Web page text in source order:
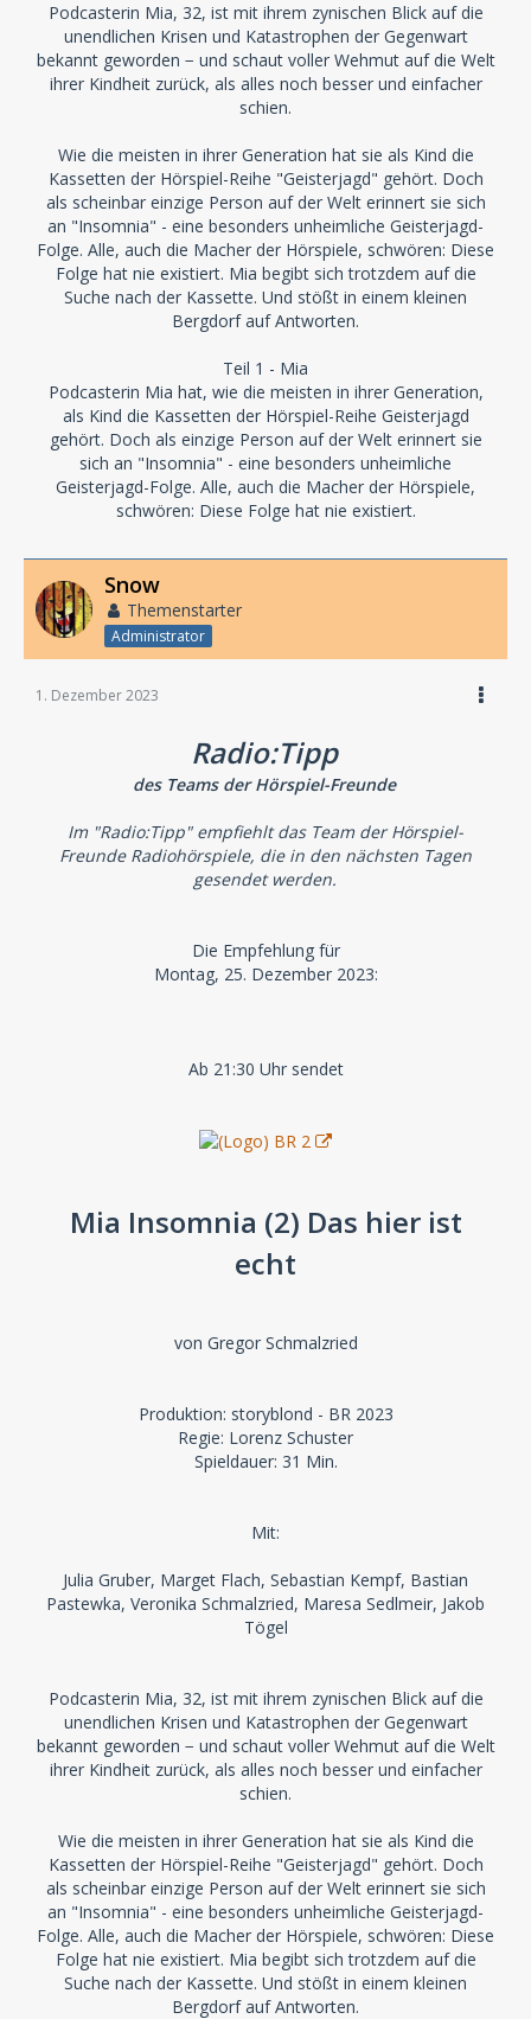
Podcasterin Mia, 32, ist mit ihrem zynischen Blick auf die
unendlichen Krisen und Katastrophen der Gegenwart
bekannt geworden − und schaut voller Wehmut auf die Welt
ihrer Kindheit zurück, als alles noch besser und einfacher
schien.
Wie die meisten in ihrer Generation hat sie als Kind die
Kassetten der Hörspiel-Reihe "Geisterjagd" gehört. Doch
als scheinbar einzige Person auf der Welt erinnert sie sich
an "Insomnia" - eine besonders unheimliche Geisterjagd-
Folge. Alle, auch die Macher der Hörspiele, schwören: Diese
Folge hat nie existiert. Mia begibt sich trotzdem auf die
Suche nach der Kassette. Und stößt in einem kleinen
Bergdorf auf Antworten.
Teil 1 - Mia
Podcasterin Mia hat, wie die meisten in ihrer Generation,
als Kind die Kassetten der Hörspiel-Reihe Geisterjagd
gehört. Doch als einzige Person auf der Welt erinnert sie
sich an "Insomnia" - eine besonders unheimliche
Geisterjagd-Folge. Alle, auch die Macher der Hörspiele,
schwören: Diese Folge hat nie existiert.
Snow
Themenstarter
Administrator
1. Dezember 2023
Radio:Tipp
des Teams der Hörspiel-Freunde
Im "Radio:Tipp" empfiehlt das Team der Hörspiel-
Freunde Radiohörspiele, die in den nächsten Tagen
gesendet werden.
Die Empfehlung für
Montag, 25. Dezember 2023:
Ab 21:30 Uhr sendet
Mia Insomnia (2) Das hier ist
echt
von Gregor Schmalzried
Produktion: storyblond - BR 2023
Regie: Lorenz Schuster
Spieldauer: 31 Min.
Mit:
Julia Gruber, Marget Flach, Sebastian Kempf, Bastian
Pastewka, Veronika Schmalzried, Maresa Sedlmeir, Jakob
Tögel
Podcasterin Mia, 32, ist mit ihrem zynischen Blick auf die
unendlichen Krisen und Katastrophen der Gegenwart
bekannt geworden − und schaut voller Wehmut auf die Welt
ihrer Kindheit zurück, als alles noch besser und einfacher
schien.
Wie die meisten in ihrer Generation hat sie als Kind die
Kassetten der Hörspiel-Reihe "Geisterjagd" gehört. Doch
als scheinbar einzige Person auf der Welt erinnert sie sich
an "Insomnia" - eine besonders unheimliche Geisterjagd-
Folge. Alle, auch die Macher der Hörspiele, schwören: Diese
Folge hat nie existiert. Mia begibt sich trotzdem auf die
Suche nach der Kassette. Und stößt in einem kleinen
Bergdorf auf Antworten.